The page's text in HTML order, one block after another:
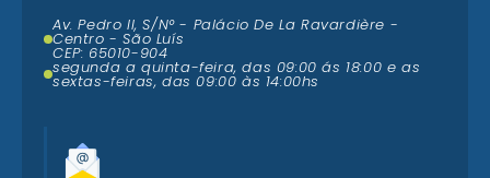
Av. Pedro II, S/N° - Palácio De La Ravardière -
Centro - São Luís
CEP: 65010-904
segunda a quinta-feira, das 09:00 ás 18:00 e as
sextas-feiras, das 09:00 às 14:00hs